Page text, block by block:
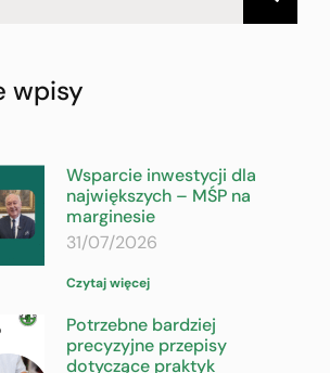
wpisy
Wsparcie inwestycji dla
największych – MŚP na
marginesie
31/07/2026
Czytaj więcej
Potrzebne bardziej
precyzyjne przepisy
dotyczące praktyk